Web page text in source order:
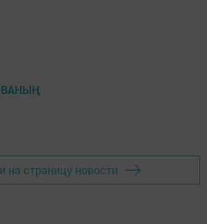
на страницу новости